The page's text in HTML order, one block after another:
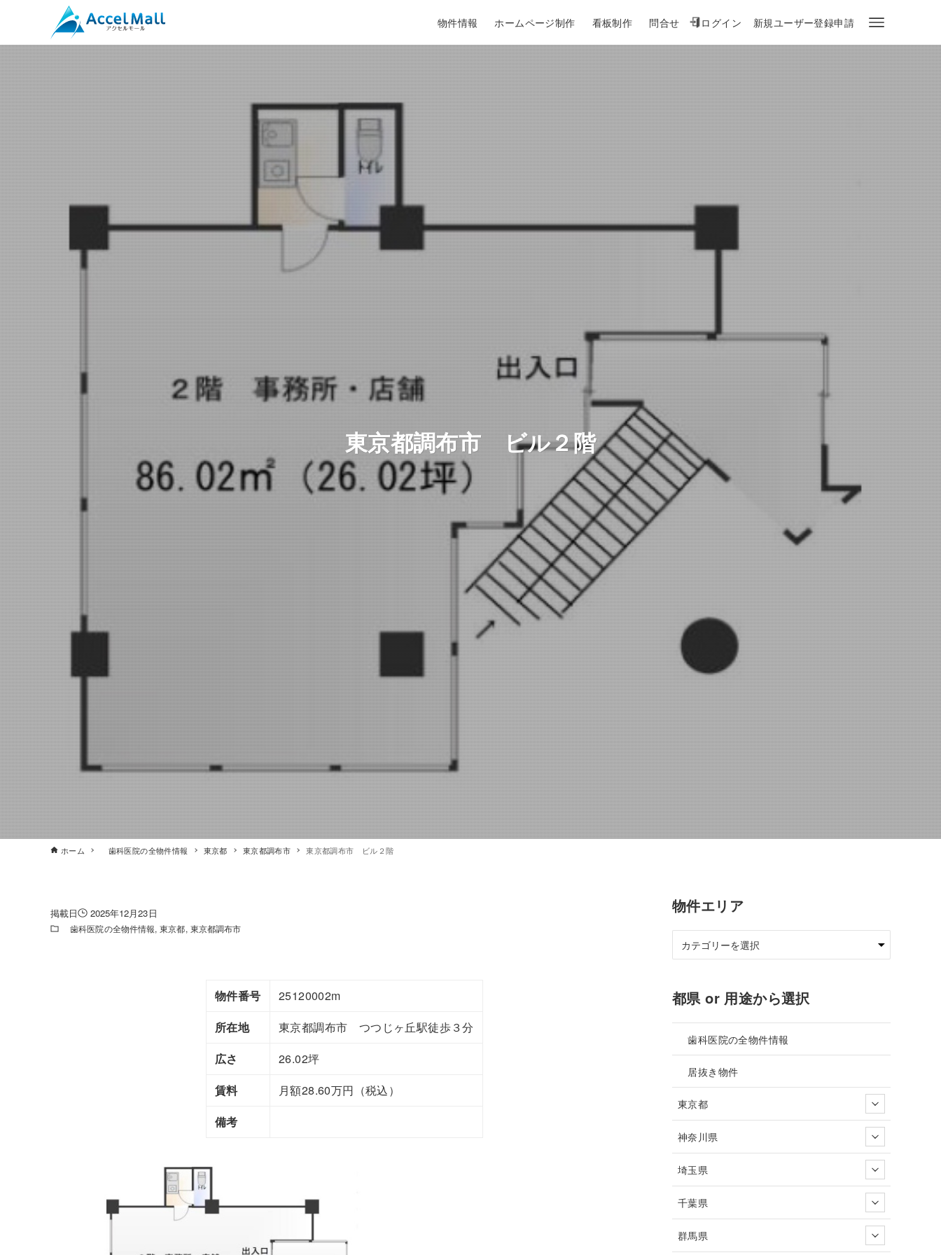
物件情報 ホームページ制作 看板制作 問合せ ログイン 新規ユーザー登録申請
東京都調布市 ビル２階
ホーム 歯科医院の全物件情報 東京都 東京都調布市 東京都調布市 ビル２階
2025年12月23日
歯科医院の全物件情報 東京都 東京都調布市
物件番号
25120002m
所在地
東京都調布市 つつじヶ丘駅徒歩３分
広さ
26.02坪
賃料
月額28.60万円（税込）
備考
物件エリア
都県 or 用途から選択
歯科医院の全物件情報
居抜き物件
東京都
神奈川県
埼玉県
千葉県
群馬県